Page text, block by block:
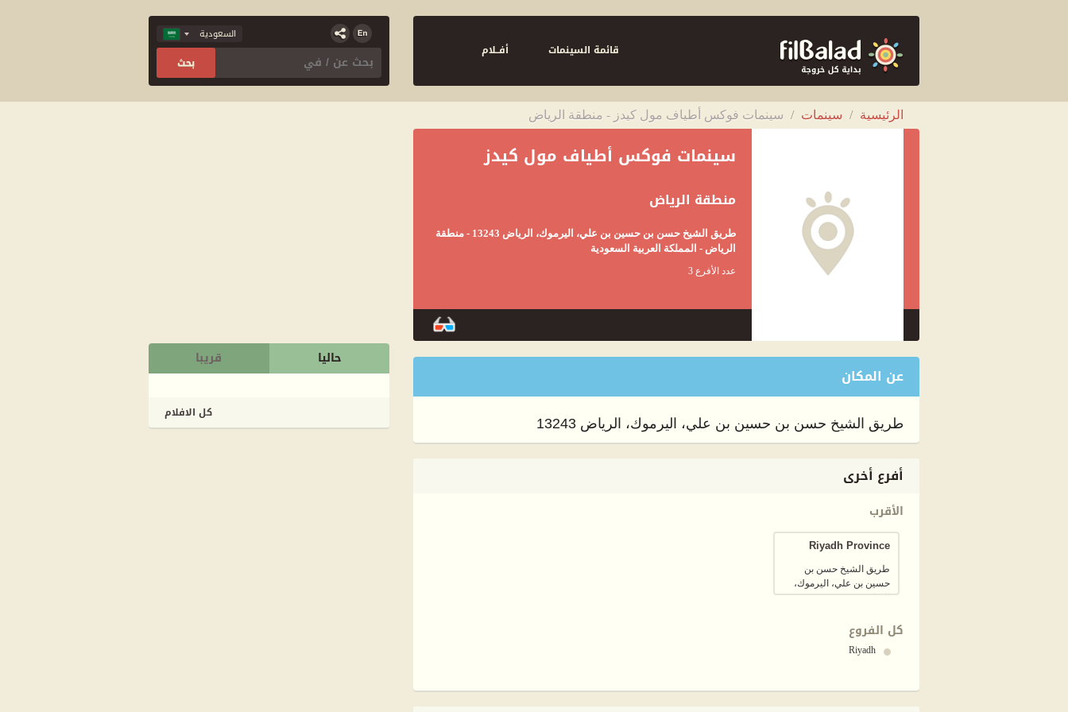
قائمة السينمات أفــلام
الرئيسية / سينمات / سينمات فوكس أطياف مول كيدز - منطقة الرياض
سينمات فوكس أطياف مول كيدز
منطقة الرياض
طريق الشيخ حسن بن حسين بن علي، اليرموك، الرياض 13243 - منطقة
الرياض - المملكة العربية السعودية
عدد الأفرع 3
عن المكان
طريق الشيخ حسن بن حسين بن علي، اليرموك، الرياض 13243
أفرع أخرى
الأقرب
Riyadh Province
طريق الشيخ حسن بن
حسين بن علي، اليرموك،
الرياض 13243
كل الفروع
Riyadh
حاليا قريبا
كل الافلام